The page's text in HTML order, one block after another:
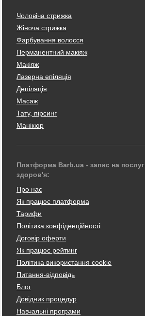
Чоловіча стрижка
Жіноча стрижка
Фарбування волосся
Перманентний макіяж
Макіяж
Лазерна епіляція
Депіляція
Масаж
Тату, пірсинг
Манікюр
Платформа Barb.ua - запис на
здоров'я:
Про нас
Як працює платформа
Тарифи
Політика конфіденційності
Договір оферти
Як працює рейтинг
Політика використання cookie
Питання-відповідь
Блог
Довідник процедур
Навчальні програми